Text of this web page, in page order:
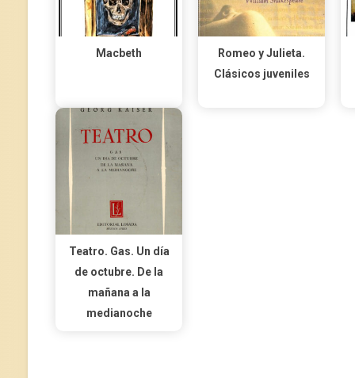
Macbeth
Romeo y Julieta.
Clásicos juveniles
Teatro. Gas. Un día
de octubre. De la
mañana a la
medianoche